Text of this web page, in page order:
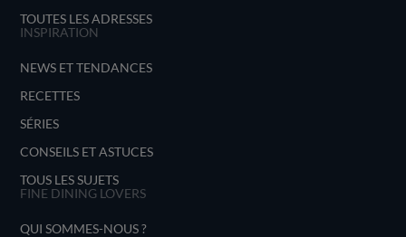
TOUTES LES ADRESSES
INSPIRATION
NEWS ET TENDANCES
RECETTES
SÉRIES
CONSEILS ET ASTUCES
TOUS LES SUJETS
FINE DINING LOVERS
QUI SOMMES-NOUS ?